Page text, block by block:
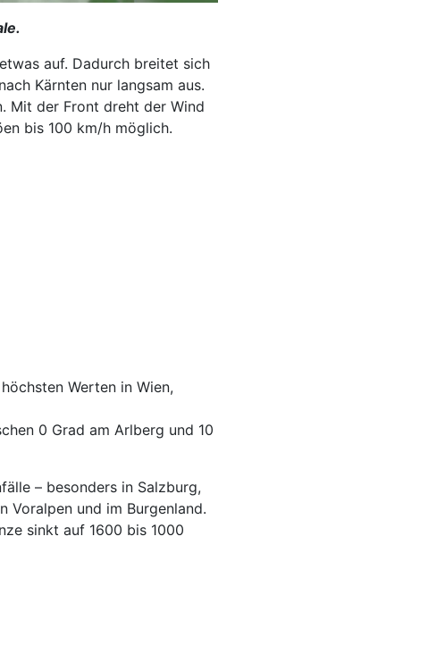
auf. Dadurch breitet sich
Kärnten nur langsam aus.
Mit der Front dreht der Wind
bis 100 km/h möglich.
Werten in Wien,
0 Grad am Arlberg und 10
– besonders in Salzburg,
Voralpen und im Burgenland.
sinkt auf 1600 bis 1000